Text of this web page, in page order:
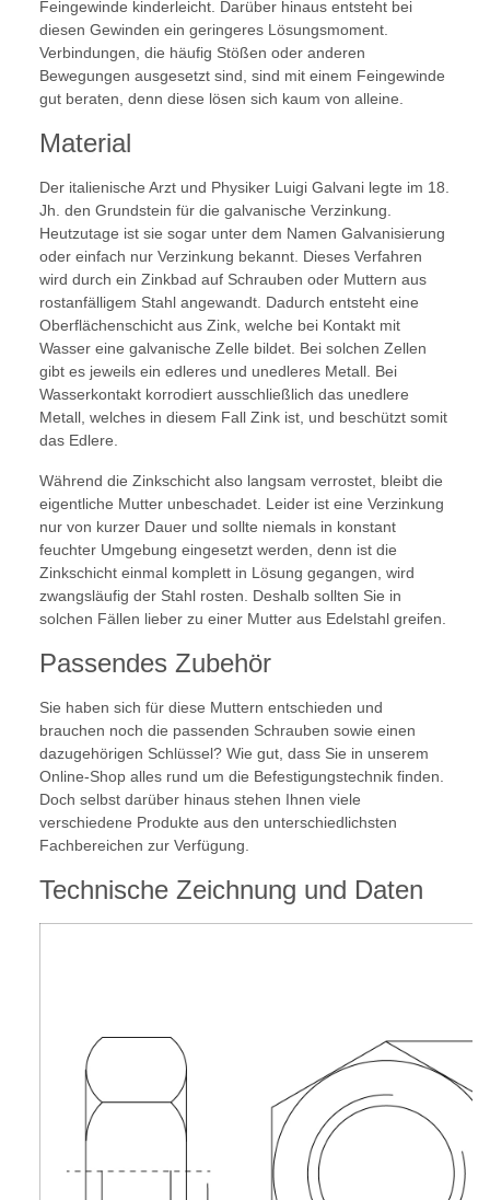
Feingewinde kinderleicht. Darüber hinaus entsteht bei
diesen Gewinden ein geringeres Lösungsmoment.
Verbindungen, die häufig Stößen oder anderen
Bewegungen ausgesetzt sind, sind mit einem Feingewinde
gut beraten, denn diese lösen sich kaum von alleine.
Material
Der italienische Arzt und Physiker Luigi Galvani legte im 18.
Jh. den Grundstein für die galvanische Verzinkung.
Heutzutage ist sie sogar unter dem Namen Galvanisierung
oder einfach nur Verzinkung bekannt. Dieses Verfahren
wird durch ein Zinkbad auf Schrauben oder Muttern aus
rostanfälligem Stahl angewandt. Dadurch entsteht eine
Oberflächenschicht aus Zink, welche bei Kontakt mit
Wasser eine galvanische Zelle bildet. Bei solchen Zellen
gibt es jeweils ein edleres und unedleres Metall. Bei
Wasserkontakt korrodiert ausschließlich das unedlere
Metall, welches in diesem Fall Zink ist, und beschützt somit
das Edlere.
Während die Zinkschicht also langsam verrostet, bleibt die
eigentliche Mutter unbeschadet. Leider ist eine Verzinkung
nur von kurzer Dauer und sollte niemals in konstant
feuchter Umgebung eingesetzt werden, denn ist die
Zinkschicht einmal komplett in Lösung gegangen, wird
zwangsläufig der Stahl rosten. Deshalb sollten Sie in
solchen Fällen lieber zu einer Mutter aus Edelstahl greifen.
Passendes Zubehör
Sie haben sich für diese Muttern entschieden und
brauchen noch die passenden Schrauben sowie einen
dazugehörigen Schlüssel? Wie gut, dass Sie in unserem
Online-Shop alles rund um die Befestigungstechnik finden.
Doch selbst darüber hinaus stehen Ihnen viele
verschiedene Produkte aus den unterschiedlichsten
Fachbereichen zur Verfügung.
Technische Zeichnung und Daten